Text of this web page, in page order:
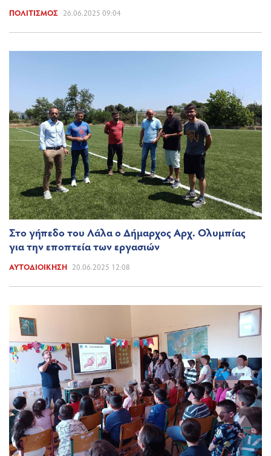
ΠΟΛΙΤΙΣΜΌΣ 26.06.2025 09:04
Στο γήπεδο του Λάλα ο Δήμαρχος Αρχ. Ολυμπίας
για την εποπτεία των εργασιών
ΑΥΤΟΔΙΟΊΚΗΣΗ 20.06.2025 12:08